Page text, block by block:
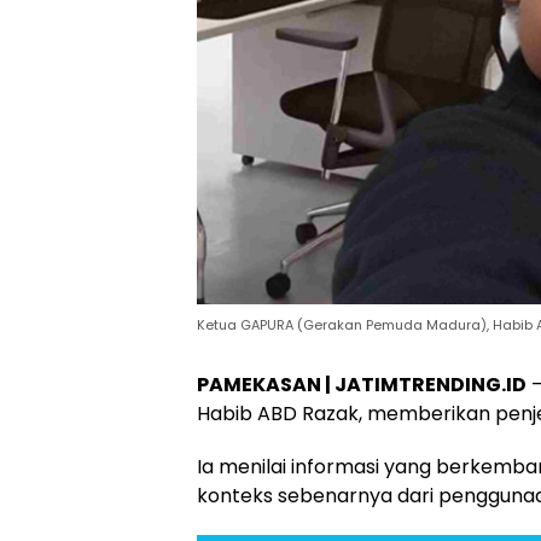
Ketua GAPURA (Gerakan Pemuda Madura), Habib
PAMEKASAN | JATIMTRENDING.ID
Habib ABD Razak, memberikan
Ia menilai informasi yang
konteks sebenarnya dari